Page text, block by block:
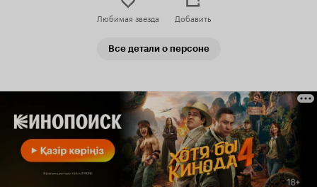
Любимая звезда Добавить
Все детали о персоне